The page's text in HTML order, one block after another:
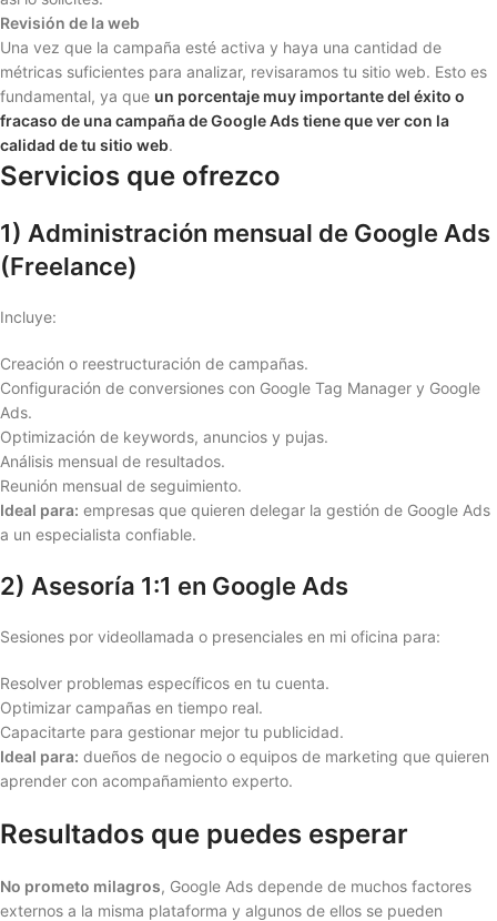
Revisión de la web
Una vez que la campaña esté activa y haya una cantidad de
métricas suficientes para analizar, revisaramos tu sitio web. Esto es
fundamental, ya que un porcentaje muy importante del éxito o
fracaso de una campaña de Google Ads tiene que ver con la
calidad de tu sitio web.
Servicios que ofrezco
1) Administración mensual de Google Ads
(Freelance)
Incluye:
Creación o reestructuración de campañas.
Configuración de conversiones con Google Tag Manager y Google
Ads.
Optimización de keywords, anuncios y pujas.
Análisis mensual de resultados.
Reunión mensual de seguimiento.
Ideal para: empresas que quieren delegar la gestión de Google Ads
a un especialista confiable.
2) Asesoría 1:1 en Google Ads
Sesiones por videollamada o presenciales en mi oficina para:
Resolver problemas específicos en tu cuenta.
Optimizar campañas en tiempo real.
Capacitarte para gestionar mejor tu publicidad.
Ideal para: dueños de negocio o equipos de marketing que quieren
aprender con acompañamiento experto.
Resultados que puedes esperar
No prometo milagros, Google Ads depende de muchos factores
externos a la misma plataforma y algunos de ellos se pueden